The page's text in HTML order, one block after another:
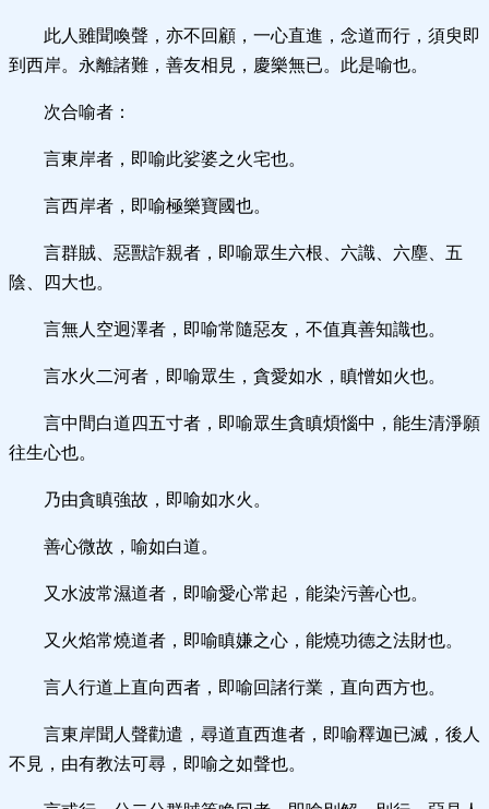
此人雖聞喚聲，亦不回顧，一心直進，念道而行，須臾即
到西岸。永離諸難，善友相見，慶樂無已。此是喻也。
次合喻者：
言東岸者，即喻此娑婆之火宅也。
言西岸者，即喻極樂寶國也。
言群賊、惡獸詐親者，即喻眾生六根、六識、六塵、五
陰、四大也。
言無人空迥澤者，即喻常隨惡友，不值真善知識也。
言水火二河者，即喻眾生，貪愛如水，瞋憎如火也。
言中間白道四五寸者，即喻眾生貪瞋煩惱中，能生清淨願
往生心也。
乃由貪瞋強故，即喻如水火。
善心微故，喻如白道。
又水波常濕道者，即喻愛心常起，能染污善心也。
又火焰常燒道者，即喻瞋嫌之心，能燒功德之法財也。
言人行道上直向西者，即喻回諸行業，直向西方也。
言東岸聞人聲勸遣，尋道直西進者，即喻釋迦已滅，後人
不見，由有教法可尋，即喻之如聲也。